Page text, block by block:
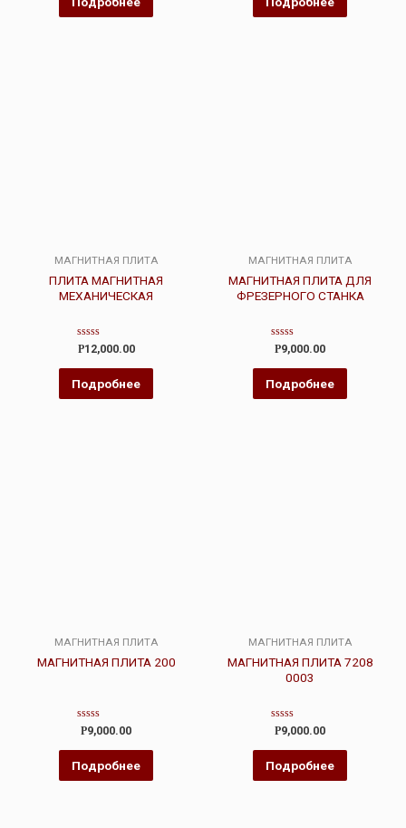
МАГНИТНАЯ ПЛИТА
ПЛИТА МАГНИТНАЯ
МЕХАНИЧЕСКАЯ
Оценка
из
Р12,000.00
Подробнее
МАГНИТНАЯ ПЛИТА
МАГНИТНАЯ ПЛИТА ДЛЯ
ФРЕЗЕРНОГО СТАНКА
Оценка
из
Р9,000.00
Подробнее
МАГНИТНАЯ ПЛИТА
МАГНИТНАЯ ПЛИТА 200
Оценка
из
Р9,000.00
Подробнее
МАГНИТНАЯ ПЛИТА
МАГНИТНАЯ ПЛИТА 7208
0003
Оценка
из
Р9,000.00
Подробнее